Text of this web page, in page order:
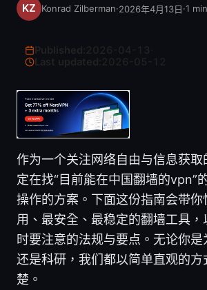
Konrad Zilberman·2026年4月13日·1 min
Last updated:
作为一个关注网络自由与信息获取
定在找“目前能在中国翻墙的vpn”
操作的方案。下面这份指南会带你
用、最安全、最稳定的翻墙工具，
时要注意的法规与要点。无论你
还是科研，我们都以简单直观的方
楚。